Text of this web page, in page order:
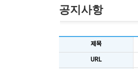
공지사항
제목
URL